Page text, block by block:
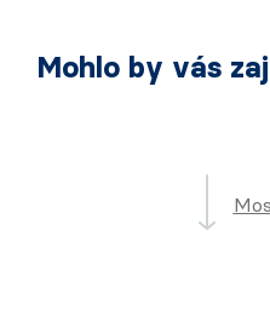
Mohlo by vás